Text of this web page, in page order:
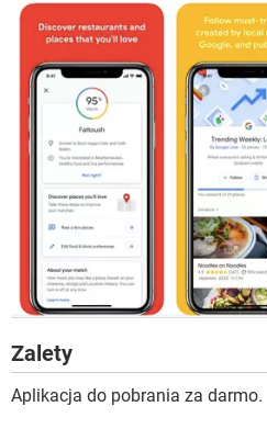
Zalety
Aplikacja do pobrania za darmo.